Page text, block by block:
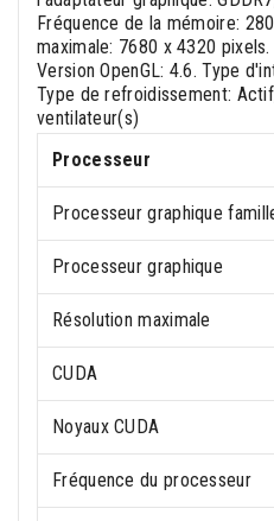
Fréquence de la mémoire:
maximale: 7680 x 4320
Version OpenGL: 4.6. Type
Type de refroidissement:
ventilateur(s)
Processeur
Processeur graphique
Processeur graphique
Résolution maximale
CUDA
Noyaux CUDA
Fréquence du processeur